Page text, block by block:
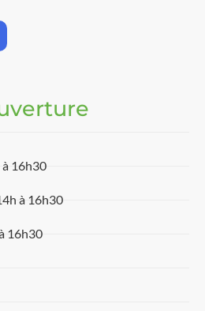
16h30
à 16h30
16h30